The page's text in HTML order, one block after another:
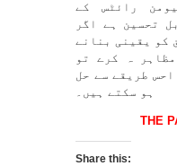
رائٹس کے
تحسین ہے اگر
کو یقینی بنانے
ہ کرے تو
طریقے سے حل
ہو سکتے ہیں۔
THE
Share this: